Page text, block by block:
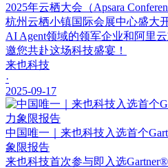
2025年云栖大会（Apsara
杭州云栖小镇国际会展中心盛大
AI Agent领域的领军企业和阿里
邀您共赴这场科技盛宴！
来也科技
·
2025-09-17
中国唯一｜来也科技入选首个
象限报告
来也科技首次参与即入选